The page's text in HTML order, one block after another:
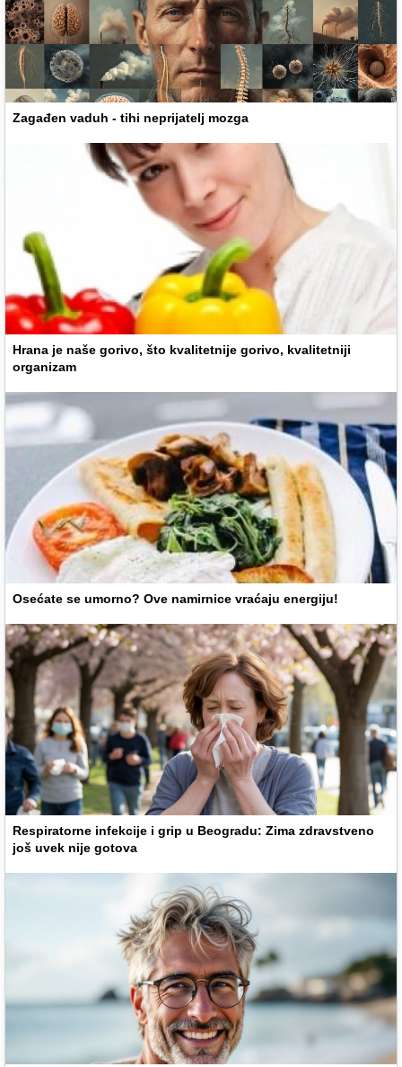
Zagađen vaduh - tihi neprijatelj mozga
Hrana je naše gorivo, što kvalitetnije gorivo, kvalitetniji
organizam
Osećate se umorno? Ove namirnice vraćaju energiju!
Respiratorne infekcije i grip u Beogradu: Zima zdravstveno
još uvek nije gotova